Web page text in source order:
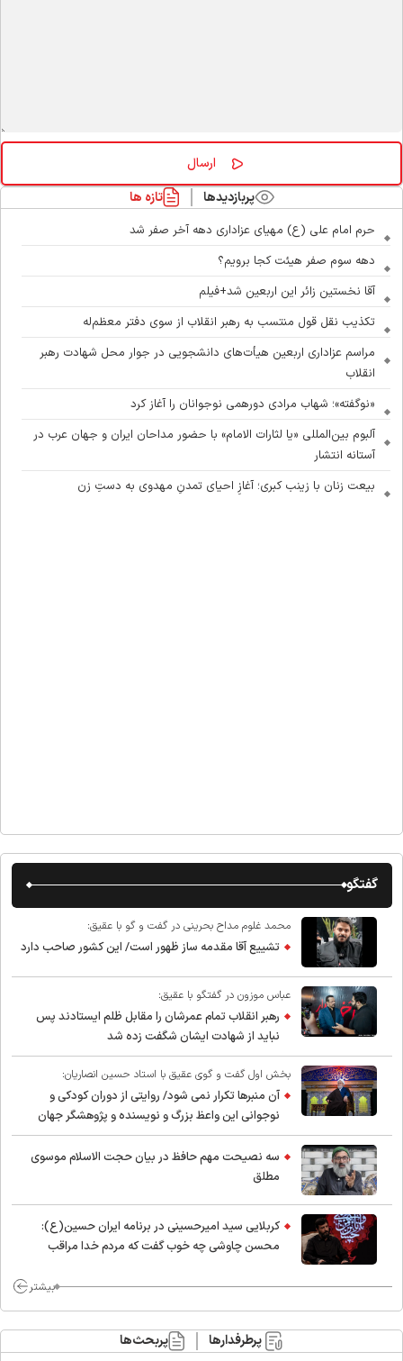
پربازدیدها تازه ها
حرم امام علی (ع) مهیای عزاداری دهه آخر صفر شد
دهه سوم صفر هیئت کجا برویم؟
آقا نخستین زائر این اربعین شد+فیلم
تکذیب نقل قول منتسب به رهبر انقلاب از سوی دفتر معظم‌له
مراسم عزاداری اربعین هیأت‌های دانشجویی در جوار محل شهادت رهبر
انقلاب
«نوگفته»؛ شهاب مرادی دورهمی نوجوانان را آغاز کرد
آلبوم بین‌المللی «یا لثارات الامام» با حضور مداحان ایران و جهان عرب در
آستانه انتشار
بیعت زنان با زینب کبری؛ آغازِ احیای تمدنِ مهدوی به دستِ زن
گفتگو
محمد غلوم مداح بحرینی در گفت و گو با عقیق:
تشییع آقا مقدمه ساز ظهور است/ این کشور صاحب دارد
عباس موزون در گفتگو با عقیق:
رهبر انقلاب تمام عمرشان را مقابل ظلم ایستادند پس
نباید از شهادت ایشان شگفت زده شد
بخش اول گفت و گوی عقیق با استاد حسین انصاریان:
آن منبرها تکرار نمی شود/ روایتی از دوران کودکی و
نوجوانی این واعظ بزرگ و نویسنده و پژوهشگر جهان
اسلام
سه نصیحت مهم حافظ در بیان حجت الاسلام موسوی
مطلق
کربلایی سید امیر‌حسینی در برنامه ایران حسین(ع):
محسن چاوشی چه خوب گفت که مردم خدا مراقب
بیشتر
پرطرفدارها پربحث‌ها